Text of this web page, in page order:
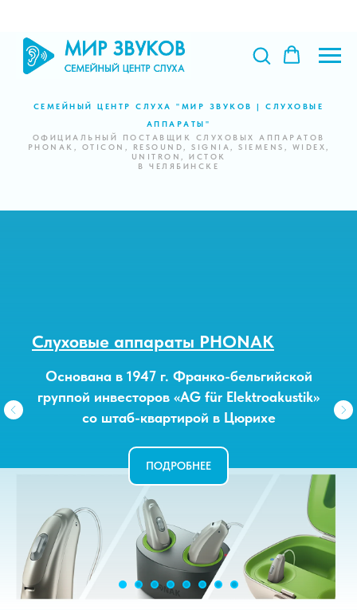
СЕМЕЙНЫЙ ЦЕНТР СЛУХА "МИР ЗВУКОВ | СЛУХОВЫЕ
АППАРАТЫ"
ОФИЦИАЛЬНЫЙ ПОСТАВЩИК СЛУХОВЫХ АППАРАТОВ
PHONAK, OTICON, RESOUND, SIGNIA, SIEMENS, WIDEX,
UNITRON, ИСТОК
В ЧЕЛЯБИНСКЕ
Слуховые аппараты Oticon
IT WAS FOUNDED IN 1904 BY HANS
DEMANT, - ДАНИЯ
ПОДРОБНЕЕ
Слуховые аппараты PHONAK
Основана в 1947 г. Франко-бельгийской
группой инвесторов «AG für Elektroakustik»
со штаб-квартирой в Цюрихе
ПОДРОБНЕЕ